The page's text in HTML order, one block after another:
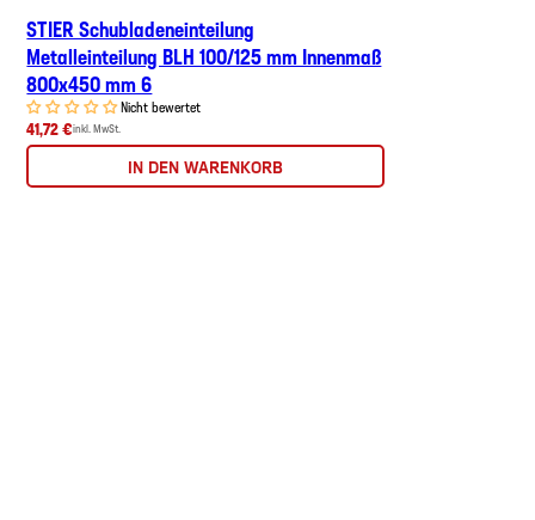
STIER Schubladeneinteilung
Metalleinteilung BLH 100/125 mm Innenmaß
800x450 mm 6
Nicht bewertet
41,72 €inkl. MwSt.
IN DEN WARENKORB